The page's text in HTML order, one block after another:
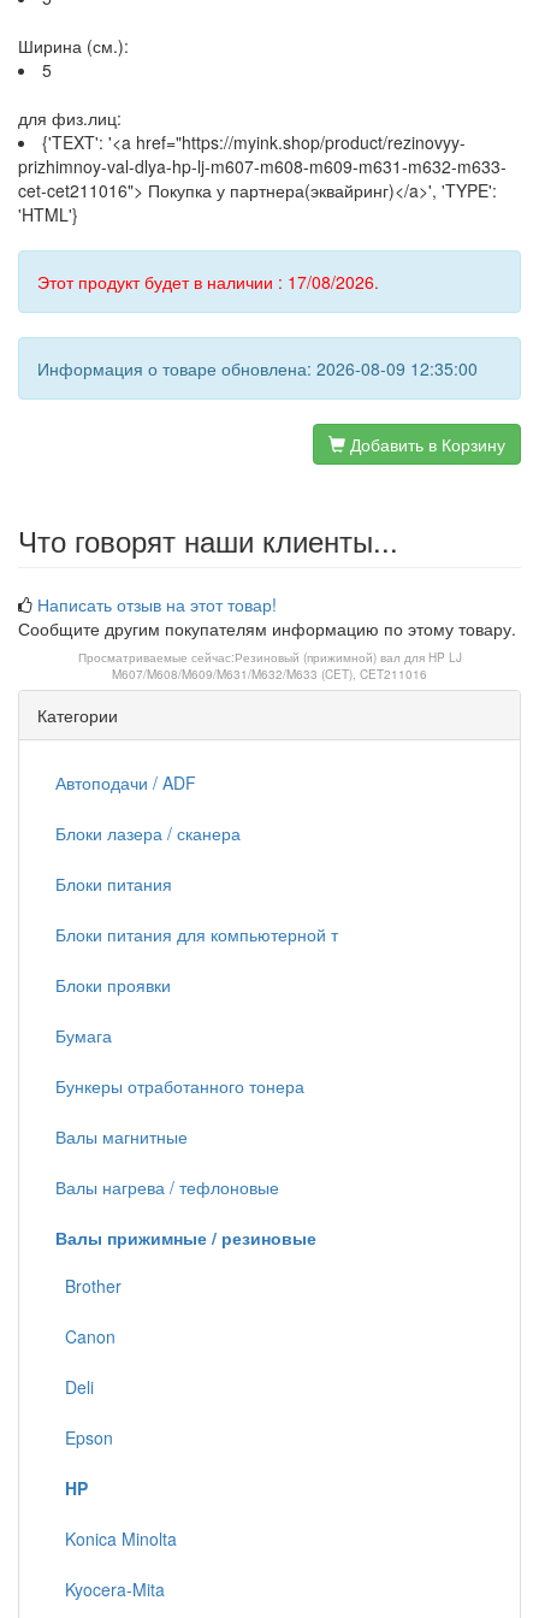
Ширина (см.):
5
для физ.лиц:
{'TEXT': '<a href="https://myink.shop/product/rezinovyy-
prizhimnoy-val-dlya-hp-lj-m607-m608-m609-m631-m632-m633-
cet-cet211016"> Покупка у партнера(эквайринг)</a>', 'TYPE':
'HTML'}
Этот продукт будет в наличии : 17/08/2026.
Информация о товаре обновлена: 2026-08-09 12:35:00
Добавить в Корзину
Что говорят наши клиенты...
Написать отзыв на этот товар!
Сообщите другим покупателям информацию по этому товару.
Просматриваемые сейчас:Резиновый (прижимной) вал для HP LJ
M607/M608/M609/M631/M632/M633 (CET), CET211016
Категории
Автоподачи / ADF
Блоки лазера / сканера
Блоки питания
Блоки питания для компьютерной т
Блоки проявки
Бумага
Бункеры отработанного тонера
Валы магнитные
Валы нагрева / тефлоновые
Валы прижимные / резиновые
Brother
Canon
Deli
Epson
HP
Konica Minolta
Kyocera-Mita